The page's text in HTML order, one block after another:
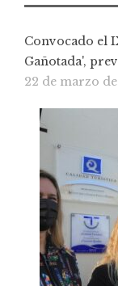
Convocado el
Gañotada',
22 de marzo de